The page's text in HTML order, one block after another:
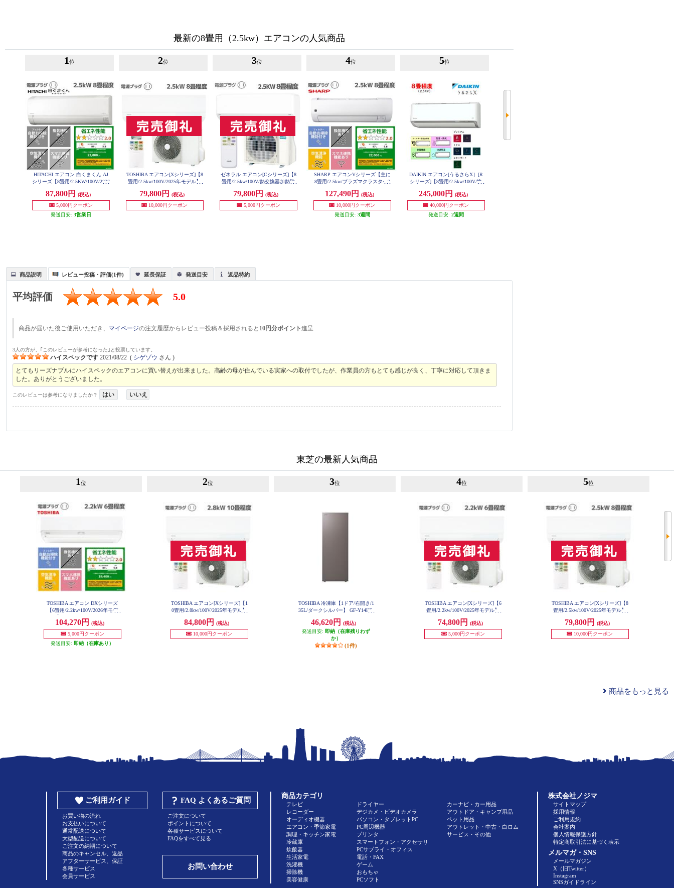
最新の8畳用（2.5kw）エアコンの人気商品
1 位
HITACHI エアコン 白くまくん AJ
シリーズ【8畳用/2.5KW/100V/2026
87,800円
(税込)
5,000円クーポン
発送目安: 3営業日
2位
TOSHIBA エアコン[Xシリーズ]【8
畳用/2.5kw/100V/2025年モデル】
79,800円
(税込)
10,000円クーポン
3位
ゼネラル エアコン[Cシリーズ]【8
畳用/2.5kw/100V/熱交換器加熱除
SET
79,800円
(税込)
5,000円クーポン
4位
SHARP エアコンVシリーズ【主に
8畳用/2.5kw/プラズマクラスター2
V-ESET
127,490円
(税込)
10,000円クーポン
発送目安: 3週間
5位
DAIKIN エアコン[うるさらX］[R
シリーズ]【8畳用/2.5kw/100V/換
025年モデル】 AN255ARS-W-ESE
T
245,000円
(税込)
40,000円クーポン
発送目安: 2週間
商品説明 レビュー投稿・評価(1件) 延長保証 発送目安 返品特約
平均評価 5.0
商品が届いた後ご使用いただき、 マイページの注文履歴からレビュー投稿＆採用されると 10円分ポイント進呈
3人の方が、｢このレビューが参考になった｣と投票しています。
ハイスペックです 2021/08/22 ( シゲゾウ さん )
とてもリーズナブルにハイスペックのエアコンに買い替えが出来ました。高齢の母が住んでいる実家への取付でしたが、作業員の方もとても感じが良く、丁寧に対応して頂きま
した。ありがとうございました。
このレビューは参考になりましたか？ はい いいえ
東芝の最新人気商品
1 位
TOSHIBA エアコン DXシリーズ
【6畳用/2.2kw/100V/2026年モデ
104,270円
(税込)
5,000円クーポン
発送目安: 即納（在庫あり）
2位
TOSHIBA エアコン[Xシリーズ]【1
0畳用/2.8kw/100V/2025年モデル】
84,800円
(税込)
10,000円クーポン
3位
TOSHIBA 冷凍庫【1ドア/右開き/1
35L/ダークシルバー】 GF-Y14HS-
46,620円
(税込)
発送目安: 即納（在庫残りわず
か）
(1件)
4位
TOSHIBA エアコン[Xシリーズ]【6
畳用/2.2kw/100V/2025年モデル】
74,800円
(税込)
5,000円クーポン
5位
TOSHIBA エアコン[Xシリーズ]【8
畳用/2.5kw/100V/2025年モデル】
79,800円
(税込)
10,000円クーポン
商品をもっと見る
ご利用ガイド
お買い物の流れ
お支払いについて
通常配送について
大型配送について
ご注文の納期について
商品のキャンセル、返品
アフターサービス、保証
各種サービス
会員サービス
FAQ よくあるご質問
ご注文について
ポイントについて
各種サービスについて
FAQをすべて見る
お問い合わせ
商品カテゴリ
テレビ
レコーダー
オーディオ機器
エアコン・季節家電
調理・キッチン家電
冷蔵庫
炊飯器
生活家電
洗濯機
掃除機
美容健康
ドライヤー
デジカメ・ビデオカメラ
パソコン・タブレットPC
PC周辺機器
プリンタ
スマートフォン・アクセサリ
PCサプライ・オフィス
電話・FAX
ゲーム
おもちゃ
PCソフト
カーナビ・カー用品
アウトドア・キャンプ用品
ペット用品
アウトレット・中古・白ロム
サービス・その他
株式会社ノジマ
サイトマップ
採用情報
ご利用規約
会社案内
個人情報保護方針
特定商取引法に基づく表示
メルマガ・SNS
メールマガジン
X（旧Twitter）
Instagram
SNSガイドライン